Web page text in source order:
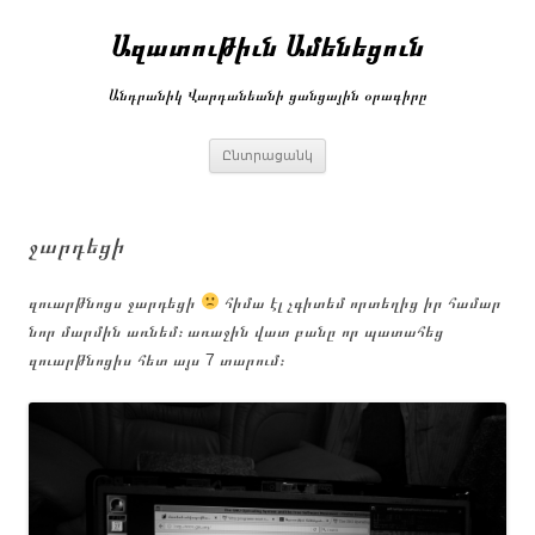
Ազատութիւն Ամենեցուն
Անդրանիկ Վարդանեանի ցանցային օրագիրը
Ընտրացանկ
ջարդեցի
զուարթնոցս ջարդեցի
հիմա էլ չգիտեմ որտեղից իր համար
նոր մարմին առնեմ։ առաջին վատ բանը որ պատահեց
զուարթնոցիս հետ այս 7 տարում։